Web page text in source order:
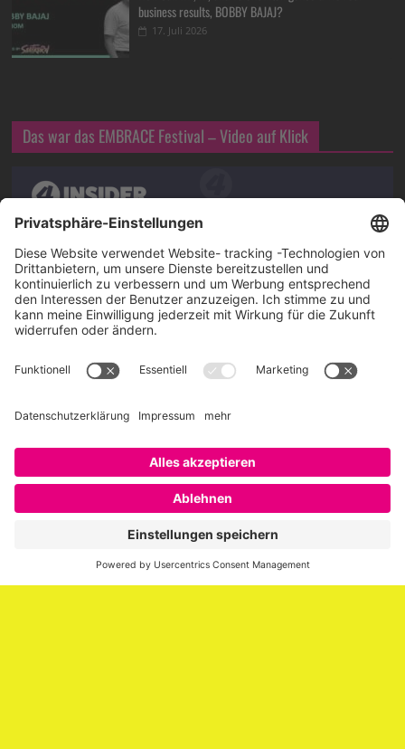
business results, BOBBY BAJAJ?
17. Juli 2026
Das war das EMBRACE Festival – Video auf Klick
Über SAATKORN
SAATKORN ist der Blog von Gero Hesse. Seit 2009 schreibt
er über die Themen Employer Branding,